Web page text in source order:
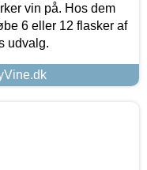
vin på. Hos dem
6 eller 12 flasker af
udvalg.